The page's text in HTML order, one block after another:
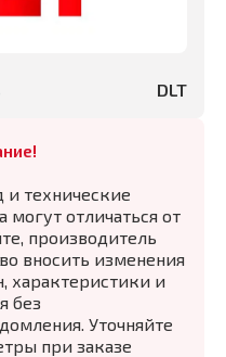
DLT
технические
могут отличаться от
производитель
вносить изменения
характеристики и
без
Уточняйте
при заказе